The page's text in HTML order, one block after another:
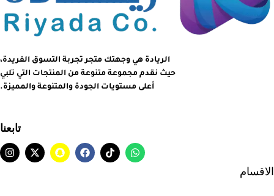
الريادة هي وجهتك متجر تجربة التسوق الفريدة،
حيث نقدم مجموعة متنوعة من المنتجات التي تلبي
أعلى مستويات الجودة والمتنوعة والمميزة.
تابعنا
الاقسام